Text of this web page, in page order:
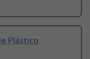
Plástico